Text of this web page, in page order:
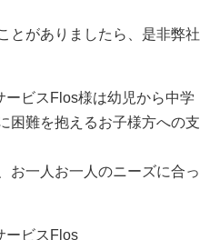
とがありましたら、是非弊社
ービスFlos様は幼児から中学
困難を抱えるお子様方への支
お一人お一人のニーズに合っ
ービスFlos